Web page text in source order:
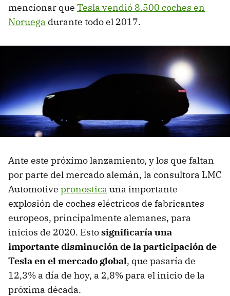
mencionar que Tesla vendió 8.500 coches en
Noruega durante todo el 2017.
Ante este próximo lanzamiento, y los que faltan
por parte del mercado alemán, la consultora LMC
Automotive pronostica una importante
explosión de coches eléctricos de fabricantes
europeos, principalmente alemanes, para
inicios de 2020. Estosignificaría una
importante disminución de la participación de
Tesla en el mercado global, que pasaría de
12,3% a día de hoy, a 2,8% para el inicio de la
próxima década.